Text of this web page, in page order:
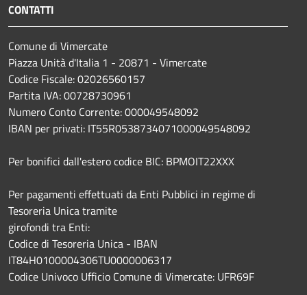
CONTATTI
Comune di Vimercate
Piazza Unità d'Italia 1 - 20871 - Vimercate
Codice Fiscale: 02026560157
Partita IVA: 00728730961
Numero Conto Corrente: 000049548092
IBAN per privati: IT55R0538734071000049548092
Per bonifici dall'estero codice BIC: BPMOIT22XXX
Per pagamenti effettuati da Enti Pubblici in regime di
Tesoreria Unica tramite
girofondi tra Enti:
Codice di Tesoreria Unica - IBAN
IT84H0100004306TU0000006317
Codice Univoco Ufficio Comune di Vimercate: UFR69F